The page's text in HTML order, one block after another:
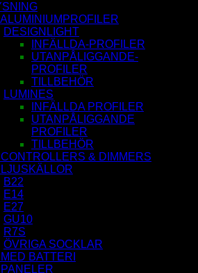
DESIGNLIGHT
INFÄLLDA-PROFILER
UTANPÅLIGGANDE-
PROFILER
TILLBEHÖR
LUMINES
INFÄLLDA PROFILER
UTANPÅLIGGANDE
PROFILER
TILLBEHÖR
CONTROLLERS & DIMMERS
B22
E14
E27
GU10
R7S
ÖVRIGA SOCKLAR
BATTERI